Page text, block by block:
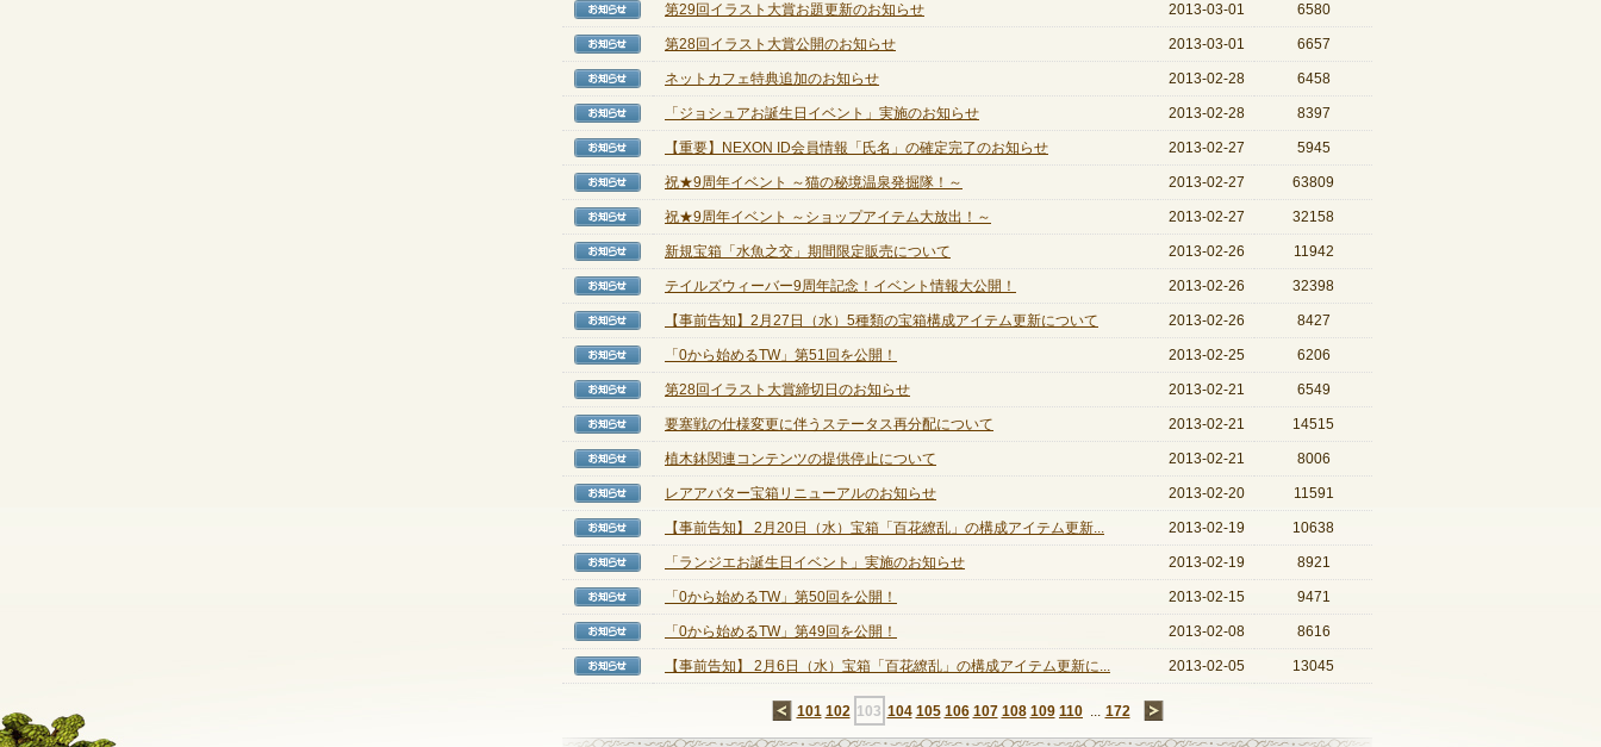
【お知らせ】
第29回イラスト大賞お題更新のお知らせ 2013-03-01 6580
【お知らせ】
第28回イラスト大賞公開のお知らせ 2013-03-01 6657
【お知らせ】
ネットカフェ特典追加のお知らせ 2013-02-28 6458
【お知らせ】
「ジョシュアお誕生日イベント」実施のお知らせ 2013-02-28 8397
【お知らせ】
【重要】NEXON ID会員情報「氏名」の確定完了のお知らせ 2013-02-27 5945
【お知らせ】
祝★9周年イベント ～猫の秘境温泉発掘隊！～ 2013-02-27 63809
【お知らせ】
祝★9周年イベント ～ショップアイテム大放出！～ 2013-02-27 32158
【お知らせ】
新規宝箱「水魚之交」期間限定販売について 2013-02-26 11942
【お知らせ】
テイルズウィーバー9周年記念！イベント情報大公開！ 2013-02-26 32398
【お知らせ】
【事前告知】2月27日（水）5種類の宝箱構成アイテム更新について 2013-02-26 8427
【お知らせ】
「0から始めるTW」第51回を公開！ 2013-02-25 6206
【お知らせ】
第28回イラスト大賞締切日のお知らせ 2013-02-21 6549
【お知らせ】
要塞戦の仕様変更に伴うステータス再分配について 2013-02-21 14515
【お知らせ】
植木鉢関連コンテンツの提供停止について 2013-02-21 8006
【お知らせ】
レアアバター宝箱リニューアルのお知らせ 2013-02-20 11591
【お知らせ】
【事前告知】 2月20日（水）宝箱「百花繚乱」の構成アイテム更新... 2013-02-19 10638
【お知らせ】
「ランジエお誕生日イベント」実施のお知らせ 2013-02-19 8921
【お知らせ】
「0から始めるTW」第50回を公開！ 2013-02-15 9471
【お知らせ】
「0から始めるTW」第49回を公開！ 2013-02-08 8616
【お知らせ】
【事前告知】 2月6日（水）宝箱「百花繚乱」の構成アイテム更新に... 2013-02-05 13045
←
101 102 103 104 105 106 107 108 109 110 ... 172